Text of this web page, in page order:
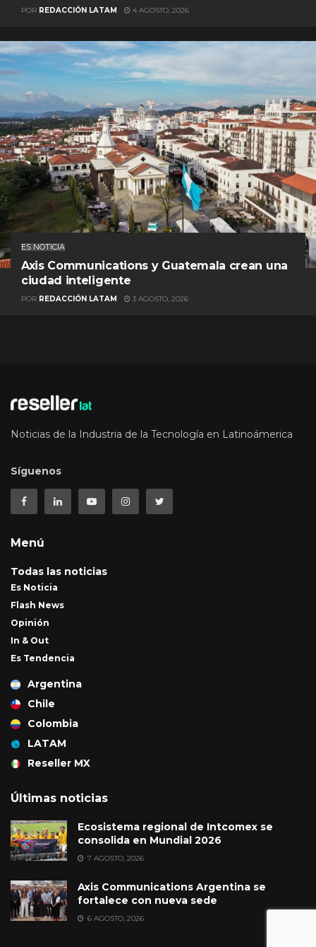
POR REDACCIÓN LATAM 4 AGOSTO, 2026
ES NOTICIA
Axis Communications y Guatemala crean una
ciudad inteligente
POR REDACCIÓN LATAM 3 AGOSTO, 2026
Noticias de la Industria de la Tecnología en Latinoámerica
Síguenos
Menú
Todas las noticias
Es Noticia
Flash News
Opinión
In & Out
Es Tendencia
Argentina
Chile
Colombia
LATAM
Reseller MX
Últimas noticias
Ecosistema regional de Intcomex se
consolida en Mundial 2026
7 AGOSTO, 2026
Axis Communications Argentina se
fortalece con nueva sede
6 AGOSTO, 2026